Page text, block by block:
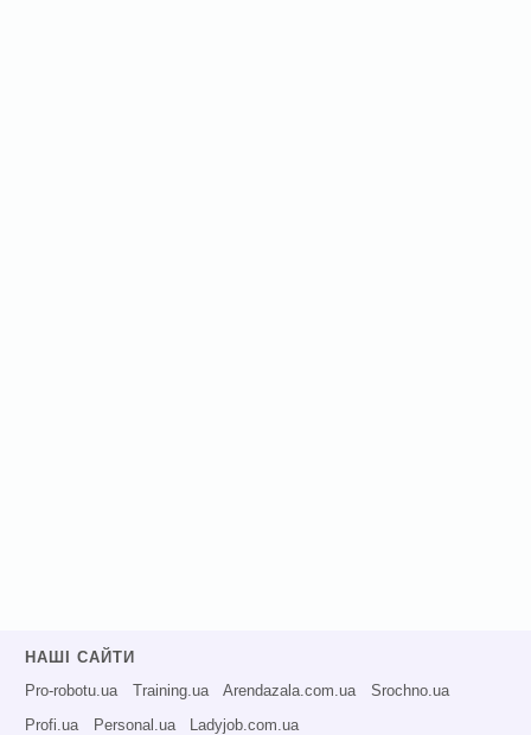
НАШІ САЙТИ
Pro-robotu.ua Training.ua Arendazala.com.ua Srochno.ua
Profi.ua Personal.ua Ladyjob.com.ua